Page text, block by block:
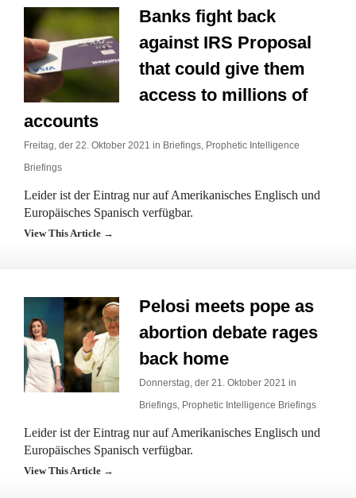
Banks fight back
against IRS Proposal
that could give them
access to millions of
accounts
Freitag, der 22. Oktober 2021 in Briefings, Prophetic Intelligence
Briefings
Leider ist der Eintrag nur auf Amerikanisches Englisch und
Europäisches Spanisch verfügbar.
View This Article →
Pelosi meets pope as
abortion debate rages
back home
Donnerstag, der 21. Oktober 2021 in
Briefings, Prophetic Intelligence Briefings
Leider ist der Eintrag nur auf Amerikanisches Englisch und
Europäisches Spanisch verfügbar.
View This Article →